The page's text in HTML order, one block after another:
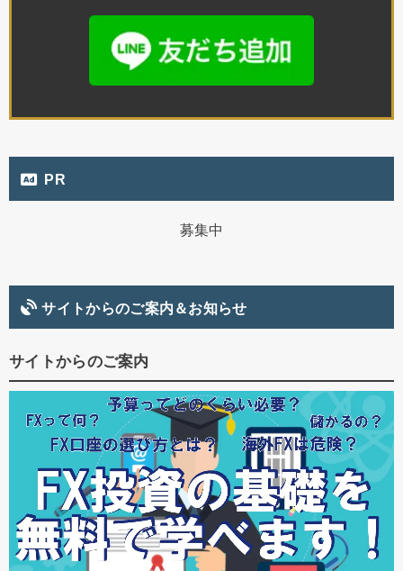
PR
募集中
サイトからのご案内＆お知らせ
サイトからのご案内